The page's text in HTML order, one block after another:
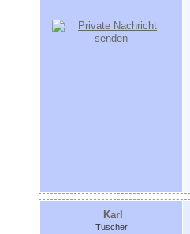
Karl
Tuscher